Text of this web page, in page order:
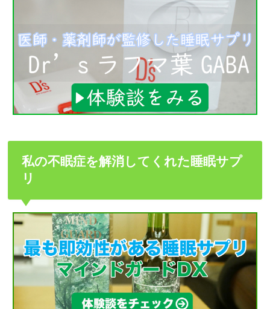
私の不眠症を解消してくれた睡眠サプ
リ